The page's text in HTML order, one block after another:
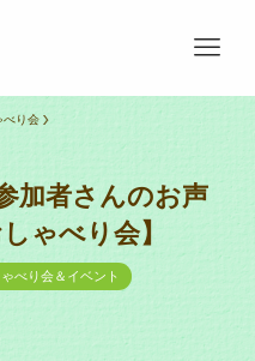
べり会
加者さんのお声
ゃべり会】
べり会＆イベント